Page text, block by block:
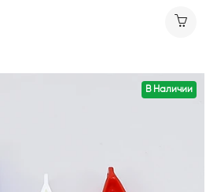
В Наличии